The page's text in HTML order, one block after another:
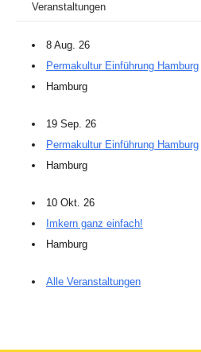
Veranstaltungen
8 Aug. 26
Permakultur Einführung Hamburg
Hamburg
19 Sep. 26
Permakultur Einführung Hamburg
Hamburg
10 Okt. 26
Imkern ganz einfach!
Hamburg
Alle Veranstaltungen